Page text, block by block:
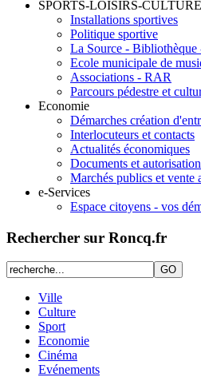
SPORTS-LOISIRS-CULTURE
Installations sportives
Politique sportive
La Source - Bibliothèque
Ecole municipale de
Associations - RAR
Parcours pédestre et
Economie
Démarches création
Interlocuteurs et contacts
Actualités économiques
Documents et
Marchés publics et vente
e-Services
Espace citoyens - vos
Rechercher sur Roncq.fr
Ville
Culture
Sport
Economie
Cinéma
Evénements